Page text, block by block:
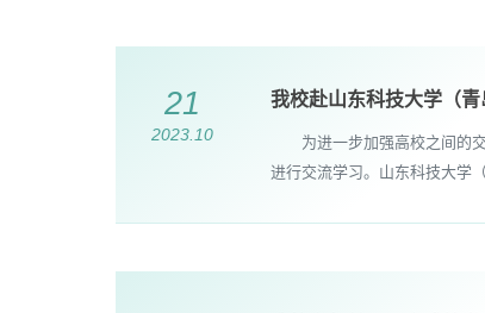
21
2023.10
我校赴山东科技大学（
为进一步加强高校之间的交
进行交流学习。山东科技大学